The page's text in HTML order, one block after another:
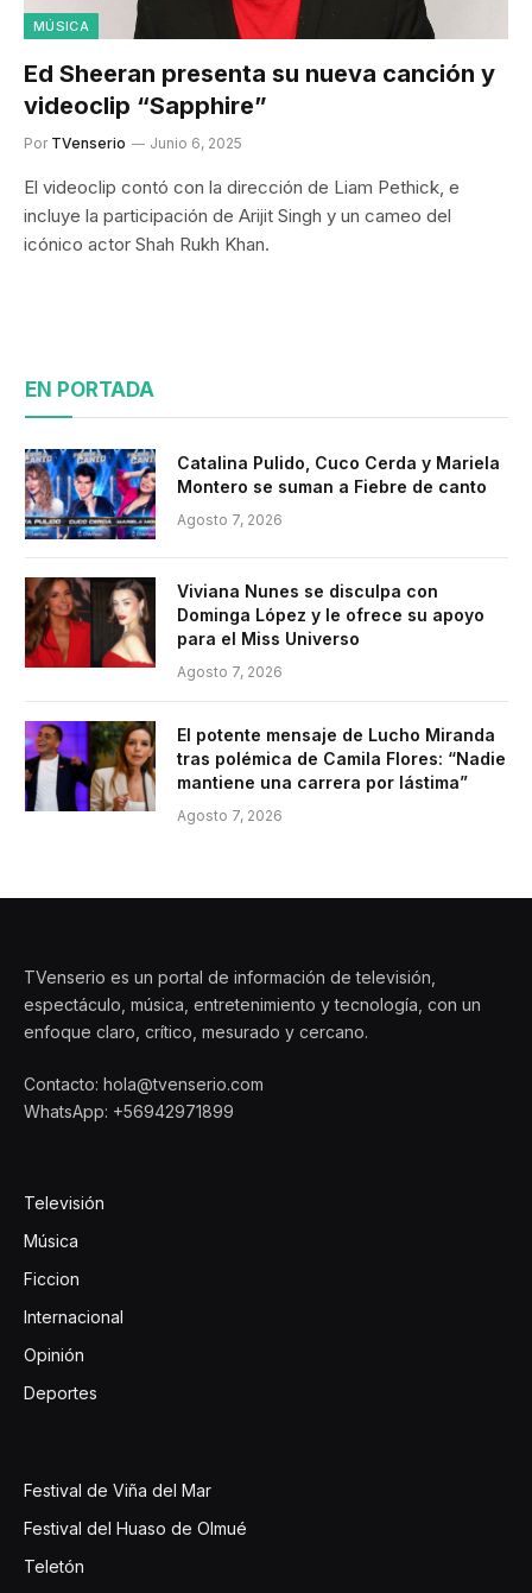
MÚSICA
Ed Sheeran presenta su nueva canción y
videoclip “Sapphire”
Por TVenserio Junio 6, 2025
El videoclip contó con la dirección de Liam Pethick, e
incluye la participación de Arijit Singh y un cameo del
icónico actor Shah Rukh Khan.
EN PORTADA
Catalina Pulido, Cuco Cerda y Mariela
Montero se suman a Fiebre de canto
Agosto 7, 2026
Viviana Nunes se disculpa con
Dominga López y le ofrece su apoyo
para el Miss Universo
Agosto 7, 2026
El potente mensaje de Lucho Miranda
tras polémica de Camila Flores: “Nadie
mantiene una carrera por lástima”
Agosto 7, 2026
TVenserio es un portal de información de televisión,
espectáculo, música, entretenimiento y tecnología, con un
enfoque claro, crítico, mesurado y cercano.
Contacto: hola@tvenserio.com
WhatsApp: +56942971899
Televisión
Música
Ficcion
Internacional
Opinión
Deportes
Festival de Viña del Mar
Festival del Huaso de Olmué
Teletón